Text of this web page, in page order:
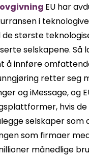
EU har
i
største
selskapene. Så
å innføre
retter
og iMessage, og
hvis
selskaper
som firmaer
månedlige